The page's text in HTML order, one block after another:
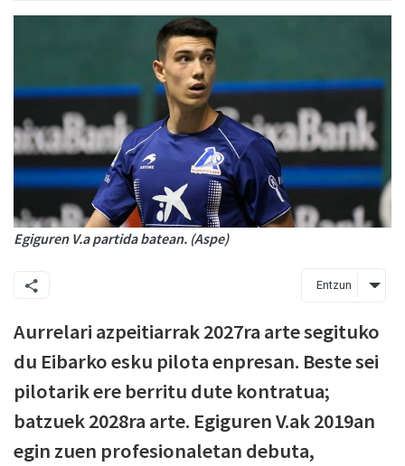
Egiguren V.a partida batean. (Aspe)
Entzun
Aurrelari azpeitiarrak 2027ra arte segituko
du Eibarko esku pilota enpresan. Beste sei
pilotarik ere berritu dute kontratua;
batzuek 2028ra arte. Egiguren V.ak 2019an
egin zuen profesionaletan debuta,